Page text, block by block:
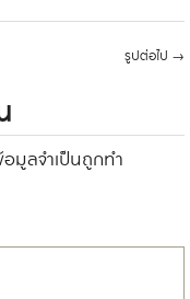
รูปต่อไป →
อมูลจำเป็นถูกทำ